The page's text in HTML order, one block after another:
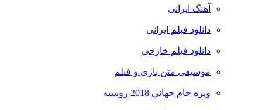
آهنگ ایرانی
دانلود فیلم ایرانی
دانلود فیلم خارجی
موسیقی متن بازی و فیلم
ویژه جام جهانی 2018 روسیه